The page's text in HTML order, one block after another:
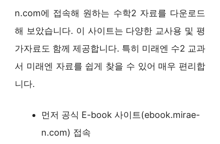
n.com에 접속해 원하는 수학2 자료를 다운로드
해 보았습니다. 이 사이트는 다양한 교사용 및 평
가자료도 함께 제공합니다. 특히 미래엔 수2 교과
서 미래엔 자료를 쉽게 찾을 수 있어 매우 편리합
니다.
먼저 공식 E-book 사이트(ebook.mirae-
n.com) 접속